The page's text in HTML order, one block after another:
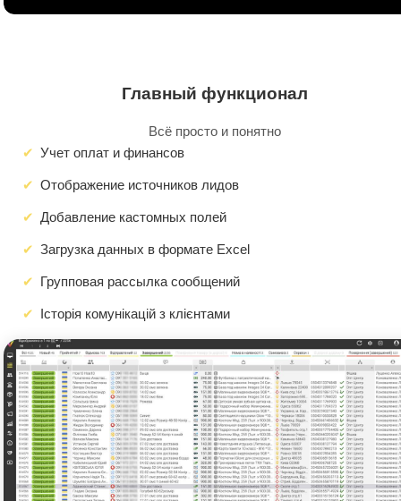
Главный функционал
Всё просто и понятно
Учет оплат и финансов
Отображение источников лидов
Добавление кастомных полей
Загрузка данных в формате Excel
Групповая рассылка сообщений
Історія комунікацій з клієнтами